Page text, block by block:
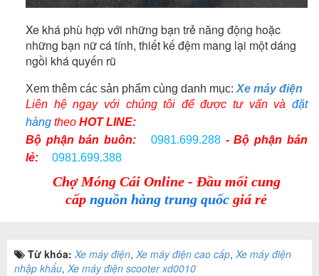
Xe khá phù hợp với những bạn trẻ năng động hoặc
những bạn nữ cá tính, thiết kế đệm mang lại một dáng
ngồi khá quyến rũ
Xem thêm các sản phẩm cùng danh mục:Xe máy điện
Liên hệ ngay với chúng tôi để được tư vấn và đặt
hàng theoHOT LINE:
Bộ phận bán buôn:
0981.699.288 - Bộ phận bán
lẻ:
0981.699.388
Chợ Móng Cái Online - Đầu mối cung
cấpnguồn hàng trung quốc giá rẻ
Từ khóa: Xe máy điện, Xe máy điện cao cấp, Xe máy điện
nhập khẩu, Xe máy điện scooter xd0010